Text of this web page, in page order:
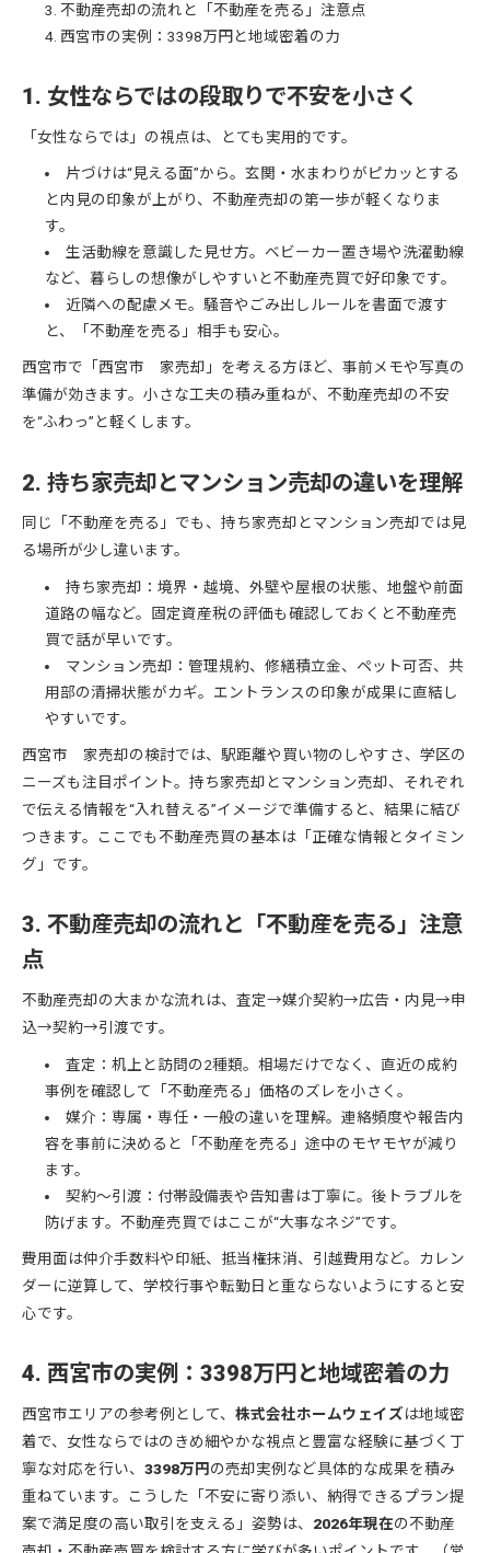
不動産売却の流れと「不動産を売る」注意点
西宮市の実例：3398万円と地域密着の力
1. 女性ならではの段取りで不安を小さく
「女性ならでは」の視点は、とても実用的です。
片づけは“見える面”から。玄関・水まわりがピカッとする
と内見の印象が上がり、不動産売却の第一歩が軽くなりま
す。
生活動線を意識した見せ方。ベビーカー置き場や洗濯動線
など、暮らしの想像がしやすいと不動産売買で好印象です。
近隣への配慮メモ。騒音やごみ出しルールを書面で渡す
と、「不動産を売る」相手も安心。
西宮市で「西宮市 家売却」を考える方ほど、事前メモや写真の
準備が効きます。小さな工夫の積み重ねが、不動産売却の不安
を“ふわっ”と軽くします。
2. 持ち家売却とマンション売却の違いを理解
同じ「不動産を売る」でも、持ち家売却とマンション売却では見
る場所が少し違います。
持ち家売却：境界・越境、外壁や屋根の状態、地盤や前面
道路の幅など。固定資産税の評価も確認しておくと不動産売
買で話が早いです。
マンション売却：管理規約、修繕積立金、ペット可否、共
用部の清掃状態がカギ。エントランスの印象が成果に直結し
やすいです。
西宮市 家売却の検討では、駅距離や買い物のしやすさ、学区の
ニーズも注目ポイント。持ち家売却とマンション売却、それぞれ
で伝える情報を“入れ替える”イメージで準備すると、結果に結び
つきます。ここでも不動産売買の基本は「正確な情報とタイミン
グ」です。
3. 不動産売却の流れと「不動産を売る」注意
点
不動産売却の大まかな流れは、査定→媒介契約→広告・内見→申
込→契約→引渡です。
査定：机上と訪問の2種類。相場だけでなく、直近の成約
事例を確認して「不動産売る」価格のズレを小さく。
媒介：専属・専任・一般の違いを理解。連絡頻度や報告内
容を事前に決めると「不動産を売る」途中のモヤモヤが減り
ます。
契約～引渡：付帯設備表や告知書は丁寧に。後トラブルを
防げます。不動産売買ではここが“大事なネジ”です。
費用面は仲介手数料や印紙、抵当権抹消、引越費用など。カレン
ダーに逆算して、学校行事や転勤日と重ならないようにすると安
心です。
4. 西宮市の実例：3398万円と地域密着の力
西宮市エリアの参考例として、 株式会社ホームウェイズは地域密
着で、女性ならではのきめ細やかな視点と豊富な経験に基づく丁
寧な対応を行い、 3398万円 の売却実例など具体的な成果を積み
重ねています。こうした「不安に寄り添い、納得できるプラン提
案で満足度の高い取引を支える」姿勢は、 2026年現在の不動産